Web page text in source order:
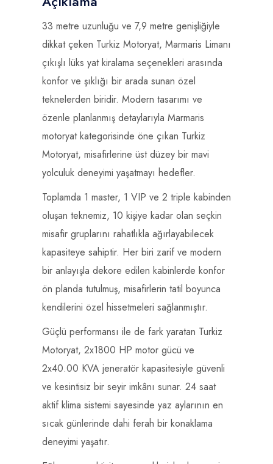
33 metre uzunluğu ve 7,9 metre genişliğiyle
dikkat çeken Turkiz Motoryat, Marmaris Limanı
çıkışlı lüks yat kiralama seçenekleri arasında
konfor ve şıklığı bir arada sunan özel
teknelerden biridir. Modern tasarımı ve
özenle planlanmış detaylarıyla Marmaris
motoryat kategorisinde öne çıkan Turkiz
Motoryat, misafirlerine üst düzey bir mavi
yolculuk deneyimi yaşatmayı hedefler.
Toplamda 1 master, 1 VIP ve 2 triple kabinden
oluşan teknemiz, 10 kişiye kadar olan seçkin
misafir gruplarını rahatlıkla ağırlayabilecek
kapasiteye sahiptir. Her biri zarif ve modern
bir anlayışla dekore edilen kabinlerde konfor
ön planda tutulmuş, misafirlerin tatil boyunca
kendilerini özel hissetmeleri sağlanmıştır.
Güçlü performansı ile de fark yaratan Turkiz
Motoryat, 2x1800 HP motor gücü ve
2x40.00 KVA jeneratör kapasitesiyle güvenli
ve kesintisiz bir seyir imkânı sunar. 24 saat
aktif klima sistemi sayesinde yaz aylarının en
sıcak günlerinde dahi ferah bir konaklama
deneyimi yaşatır.